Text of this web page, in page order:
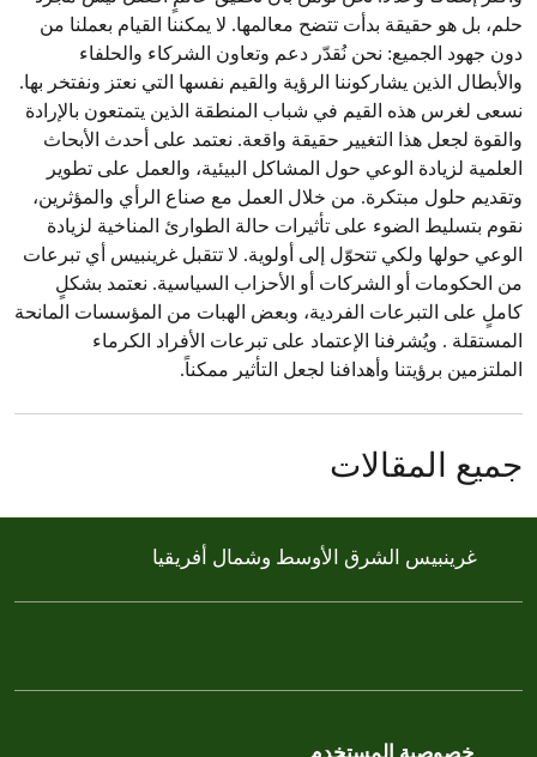
حلم، بل هو حقيقة بدأت تتضح معالمها. لا يمكننا القيام بعملنا من
دون جهود الجميع: نحن نُقدّر دعم وتعاون الشركاء والحلفاء
والأبطال الذين يشاركوننا الرؤية والقيم نفسها التي نعتز ونفتخر بها.
نسعى لغرس هذه القيم في شباب المنطقة الذين يتمتعون بالإرادة
والقوة لجعل هذا التغيير حقيقة واقعة. نعتمد على أحدث الأبحاث
العلمية لزيادة الوعي حول المشاكل البيئية، والعمل على تطوير
وتقديم حلول مبتكرة. من خلال العمل مع صناع الرأي والمؤثرين،
نقوم بتسليط الضوء على تأثيرات حالة الطوارئ المناخية لزيادة
الوعي حولها ولكي تتحوّل إلى أولوية. لا تتقبل غرينبيس أي تبرعات
من الحكومات أو الشركات أو الأحزاب السياسية. نعتمد بشكلٍ
كاملٍ على التبرعات الفردية، وبعض الهبات من المؤسسات المانحة
المستقلة . ويُشرفنا الإعتماد على تبرعات الأفراد الكرماء
الملتزمين برؤيتنا وأهدافنا لجعل التأثير ممكناً.
جميع المقالات